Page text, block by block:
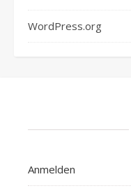
WordPress.org
Anmelden